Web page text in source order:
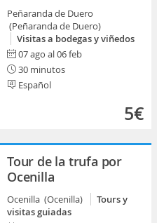
Peñaranda de Duero
(Peñaranda de Duero)
Visitas a bodegas y viñedos
07 ago al 06 feb
30 minutos
Español
5€
Tour de la trufa por
Ocenilla
Ocenilla (Ocenilla)
Tours y
visitas guiadas